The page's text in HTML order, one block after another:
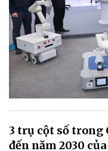
3 trụ cột số trong
đến năm 2030